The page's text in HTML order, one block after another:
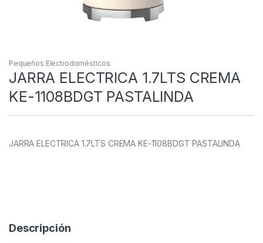
Pequeños Electrodomésticos
JARRA ELECTRICA 1.7LTS CREMA
KE-1108BDGT PASTALINDA
JARRA ELECTRICA 1.7LTS CREMA KE-1108BDGT PASTALINDA
Descripción